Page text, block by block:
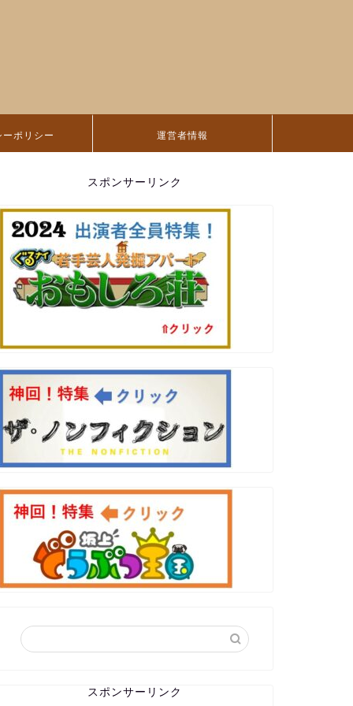
ポリシー 運営者情報
スポンサーリンク
スポンサーリンク